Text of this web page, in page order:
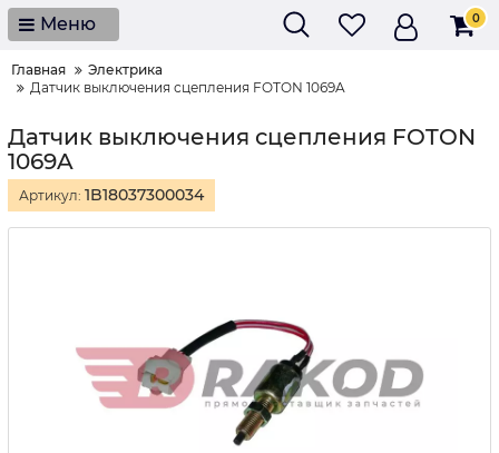
Меню 0
Главная
Электрика
Датчик выключения сцепления FOTON 1069A
Датчик выключения сцепления FOTON
1069A
Артикул: 1B18037300034